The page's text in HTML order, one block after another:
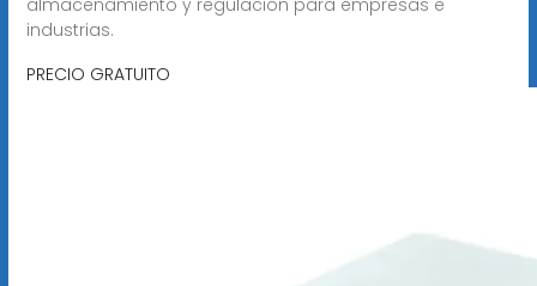
industrias.
PRECIO GRATUITO